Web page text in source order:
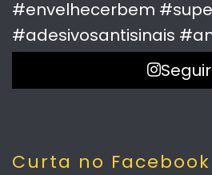
Seguir
Curta no Facebook